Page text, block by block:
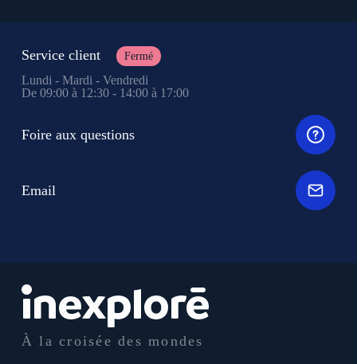
À la croisée des mondes
Service client Fermé
Lundi - Mardi - Vendredi
De 09:00 à 12:30 - 14:00 à 17:00
Foire aux questions
Email